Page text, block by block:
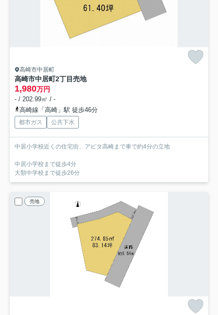
高崎市中居町
高崎市中居町2丁目売地
1,980万円
- / 202.99㎡ / -
高崎線「高崎」駅 徒歩46分
都市ガス 公共下水
中居小学校近くの住宅街、アピタ高崎まで車で約4分の立地
中居小学校まで徒歩4分
大類中学校まで徒歩26分
売地